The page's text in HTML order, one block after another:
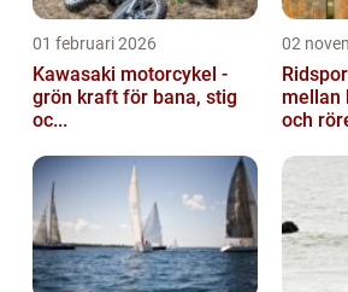
01 februari 2026
Kawasaki motorcykel -
grön kraft för bana, stig
oc...
02
mellan
och